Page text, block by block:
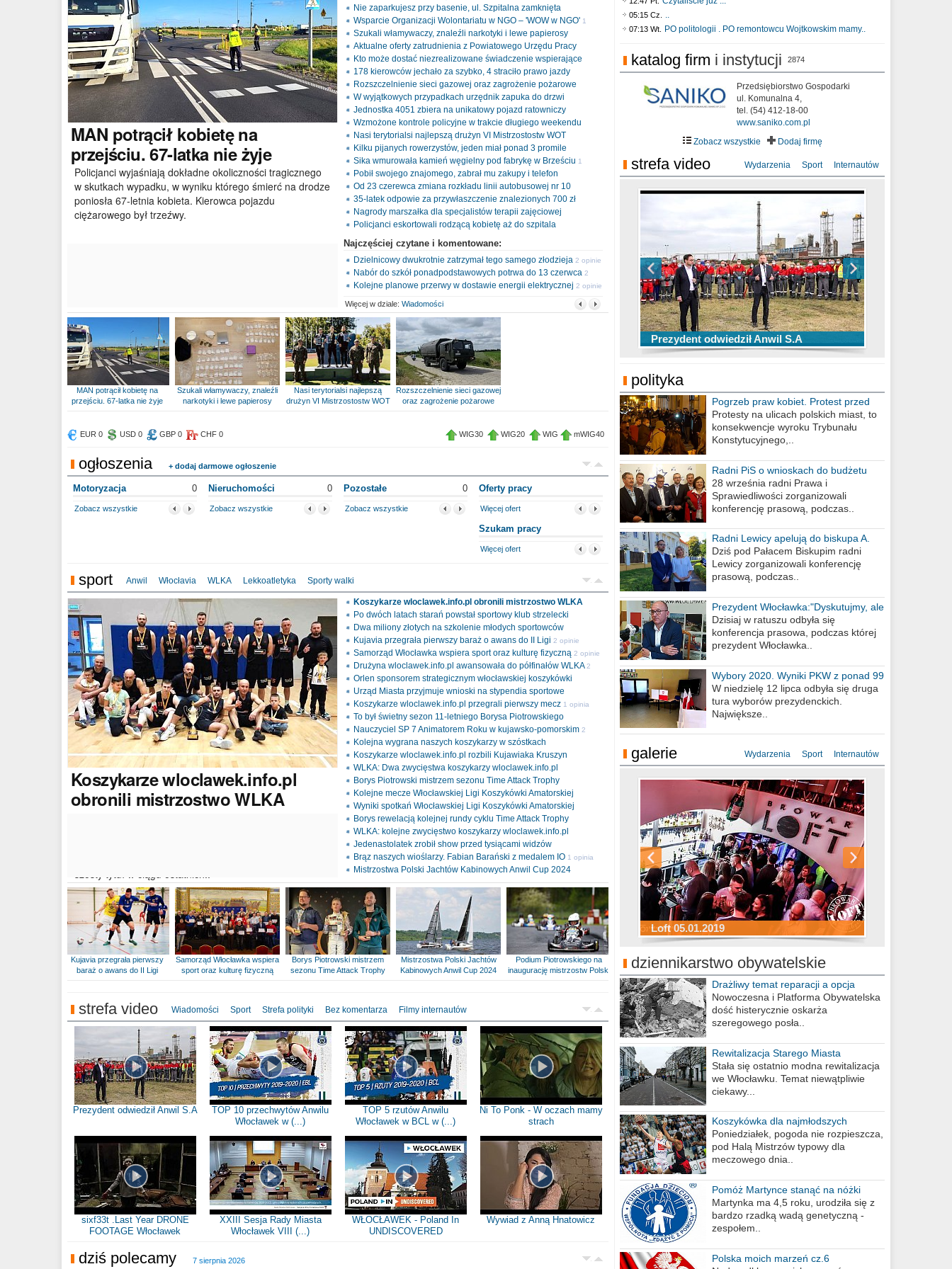
MAN potrącił kobietę na
przejściu. 67-latka nie żyje
Policjanci wyjaśniają dokładne okoliczności tragicznego
w skutkach wypadku, w wyniku którego śmierć na drodze
poniosła 67-letnia kobieta. Kierowca pojazdu
ciężarowego był trzeźwy.
Nie zaparkujesz przy basenie, ul. Szpitalna zamknięta
Wsparcie Organizacji Wolontariatu w NGO – 'WOW w NGO' 1
opinia
Szukali włamywaczy, znaleźli narkotyki i lewe papierosy
Aktualne oferty zatrudnienia z Powiatowego Urzędu Pracy
Kto może dostać niezrealizowane świadczenie wspierające
178 kierowców jechało za szybko, 4 straciło prawo jazdy
Rozszczelnienie sieci gazowej oraz zagrożenie pożarowe
W wyjątkowych przypadkach urzędnik zapuka do drzwi
Jednostka 4051 zbiera na unikatowy pojazd ratowniczy
Wzmożone kontrole policyjne w trakcie długiego weekendu
Nasi terytorialsi najlepszą drużyn VI Mistrzostostw WOT
Kilku pijanych rowerzystów, jeden miał ponad 3 promile
Sika wmurowała kamień węgielny pod fabrykę w Brześciu 1
opinia
Pobił swojego znajomego, zabrał mu zakupy i telefon
Od 23 czerewca zmiana rozkładu linii autobusowej nr 10
35-latek odpowie za przywłaszczenie znalezionych 700 zł
Nagrody marszałka dla specjalistów terapii zajęciowej
Policjanci eskortowali rodzącą kobietę aż do szpitala
Najczęściej czytane i komentowane:
Dzielnicowy dwukrotnie zatrzymał tego samego złodzieja 2 opinie
Nabór do szkół ponadpodstawowych potrwa do 13 czerwca 2
opinie
Kolejne planowe przerwy w dostawie energii elektrycznej 2 opinie
Więcej w dziale: Wiadomości
MAN potrącił kobietę na
przejściu. 67-latka nie żyje
Szukali włamywaczy, znaleźli
narkotyki i lewe papierosy
Nasi terytorialsi najlepszą
drużyn VI Mistrzostostw WOT
Rozszczelnienie sieci gazowej
oraz zagrożenie pożarowe
EUR 0 USD 0 GBP 0 CHF 0 WIG30 WIG20 WIG mWIG40
ogłoszenia + dodaj darmowe ogłoszenie
Motoryzacja 0
Zobacz wszystkie
Nieruchomości 0
Zobacz wszystkie
Pozostałe 0
Zobacz wszystkie
Oferty pracy
Więcej ofert
Szukam pracy
Więcej ofert
sport Anwil Włocłavia WLKA Lekkoatletyka Sporty walki
Koszykarzewloclawek.info.pl
obronili mistrzostwo WLKA
Koszykarze wloclawek.info.pl obronili mistrzostwo WLKA
Po dwóch latach starań powstał sportowy klub strzelecki
Dwa miliony złotych na szkolenie młodych sportowców
Kujavia przegrała pierwszy baraż o awans do II Ligi 2 opinie
Samorząd Włocławka wspiera sport oraz kulturę fizyczną 2 opinie
Drużyna wloclawek.info.pl awansowała do półfinałów WLKA 2
opinie
Orlen sponsorem strategicznym włocławskiej koszykówki
Urząd Miasta przyjmuje wnioski na stypendia sportowe
Koszykarze wloclawek.info.pl przegrali pierwszy mecz 1 opinia
To był świetny sezon 11-letniego Borysa Piotrowskiego
Nauczyciel SP 7 Animatorem Roku w kujawsko-pomorskim 2
opinie
Kolejna wygrana naszych koszykarzy w szóstkach
Koszykarze wloclawek.info.pl rozbili Kujawiaka Kruszyn
WLKA: Dwa zwycięstwa koszykarzy wloclawek.info.pl
Borys Piotrowski mistrzem sezonu Time Attack Trophy
Kolejne mecze Włocławskiej Ligi Koszykówki Amatorskiej
Wyniki spotkań Włocławskiej Ligi Koszykówki Amatorskiej
Borys rewelacją kolejnej rundy cyklu Time Attack Trophy
WLKA: kolejne zwycięstwo koszykarzy wloclawek.info.pl
Jedenastolatek zrobił show przed tysiącami widzów
Brąz naszych wioślarzy. Fabian Barański z medalem IO 1 opinia
Mistrzostwa Polski Jachtów Kabinowych Anwil Cup 2024
Kujavia przegrała pierwszy
baraż o awans do II Ligi
Samorząd Włocławka wspiera
sport oraz kulturę fizyczną
Borys Piotrowski mistrzem
sezonu Time Attack Trophy
Mistrzostwa Polski Jachtów
Kabinowych Anwil Cup 2024
Podium Piotrowskiego na
inaugurację mistrzostw Polski
strefa video Wiadomości Sport Strefa polityki Bez komentarza Filmy internautów
Prezydent odwiedził Anwil S.A
TOP 10 przechwytów Anwilu
Włocławek w (...)
TOP 5 rzutów Anwilu
Włocławek w BCL w (...)
Ni To Ponk - W oczach mamy
strach
sixf33t .Last Year DRONE
FOOTAGE Włocławek
XXIII Sesja Rady Miasta
Włocławek VIII (...)
WŁOCŁAWEK - Poland In
UNDISCOVERED
Wywiad z Anną Hnatowicz
dziś polecamy 7 sierpnia 2026
05:15 Cz. ..
07:13 Wt. PO politologii . PO remontowcu Wojtkowskim mamy..
katalog firm i instytucji 2874
Przedsiębiorstwo Gospodarki
ul. Komunalna 4,
tel. (54) 412-18-00
www.saniko.com.pl
Zobacz wszystkie
Dodaj firmę
strefa video Wydarzenia Sport Internautów
Prezydent odwiedził Anwil S.A
TOP 10 przechwytów Anwilu Włocławek
w EBL w sezonie 2019/2020
TOP 5 rzutów Anwilu Włocławek w BCL
w sezonie 2019/2020
Ni To Ponk - W oczach mamy strach
sixf33t .Last Year DRONE FOOTAGE
Włocławek
XXIII Sesja Rady Miasta Włocławek VIII
kadencji w dniu 09.06.2020 r.
polityka
Pogrzeb praw kobiet. Protest przed
biurem poselskim PiS
Protesty na ulicach polskich miast, to
konsekwencje wyroku Trybunału
Konstytucyjnego,..
Radni PiS o wnioskach do budżetu
miasta na 2021 rok
28 września radni Prawa i
Sprawiedliwości zorganizowali
konferencję prasową, podczas..
Radni Lewicy apelują do biskupa A.
Wiesława Meringa
Dziś pod Pałacem Biskupim radni
Lewicy zorganizowali konferencję
prasową, podczas..
Prezydent Włocławka:"Dyskutujmy, ale
nie obrażajmy się”
Dzisiaj w ratuszu odbyła się
konferencja prasowa, podczas której
prezydent Włocławka..
Wybory 2020. Wyniki PKW z ponad 99
procent obwodów
W niedzielę 12 lipca odbyła się druga
tura wyborów prezydenckich.
Największe..
galerie Wydarzenia Sport Internautów
Loft 05.01.2019
Sylwester Podgrodzie 31.12.2018
Sylwester Pensjonat Michelin 31.12.2018
Sylwester Hotel Młyn 31.12.2018
Sylwester Miejski 31.12.2018
Sylwester Loft 31.12.2018
dziennikarstwo obywatelskie
Drażliwy temat reparacji a opcja
berlińska
Nowoczesna i Platforma Obywatelska
dość histerycznie oskarża
szeregowego posła..
Rewitalizacja Starego Miasta
Stała się ostatnio modna rewitalizacja
we Włocławku. Temat niewątpliwie
ciekawy...
Koszykówka dla najmłodszych
Poniedziałek, pogoda nie rozpieszcza,
pod Halą Mistrzów typowy dla
meczowego dnia..
Pomóż Martynce stanąć na nóżki
Martynka ma 4,5 roku, urodziła się z
bardzo rzadką wadą genetyczną -
zespołem..
Polska moich marzeń cz.6